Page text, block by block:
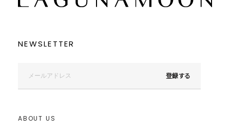
NEWSLETTER
登録する
ABOUT US